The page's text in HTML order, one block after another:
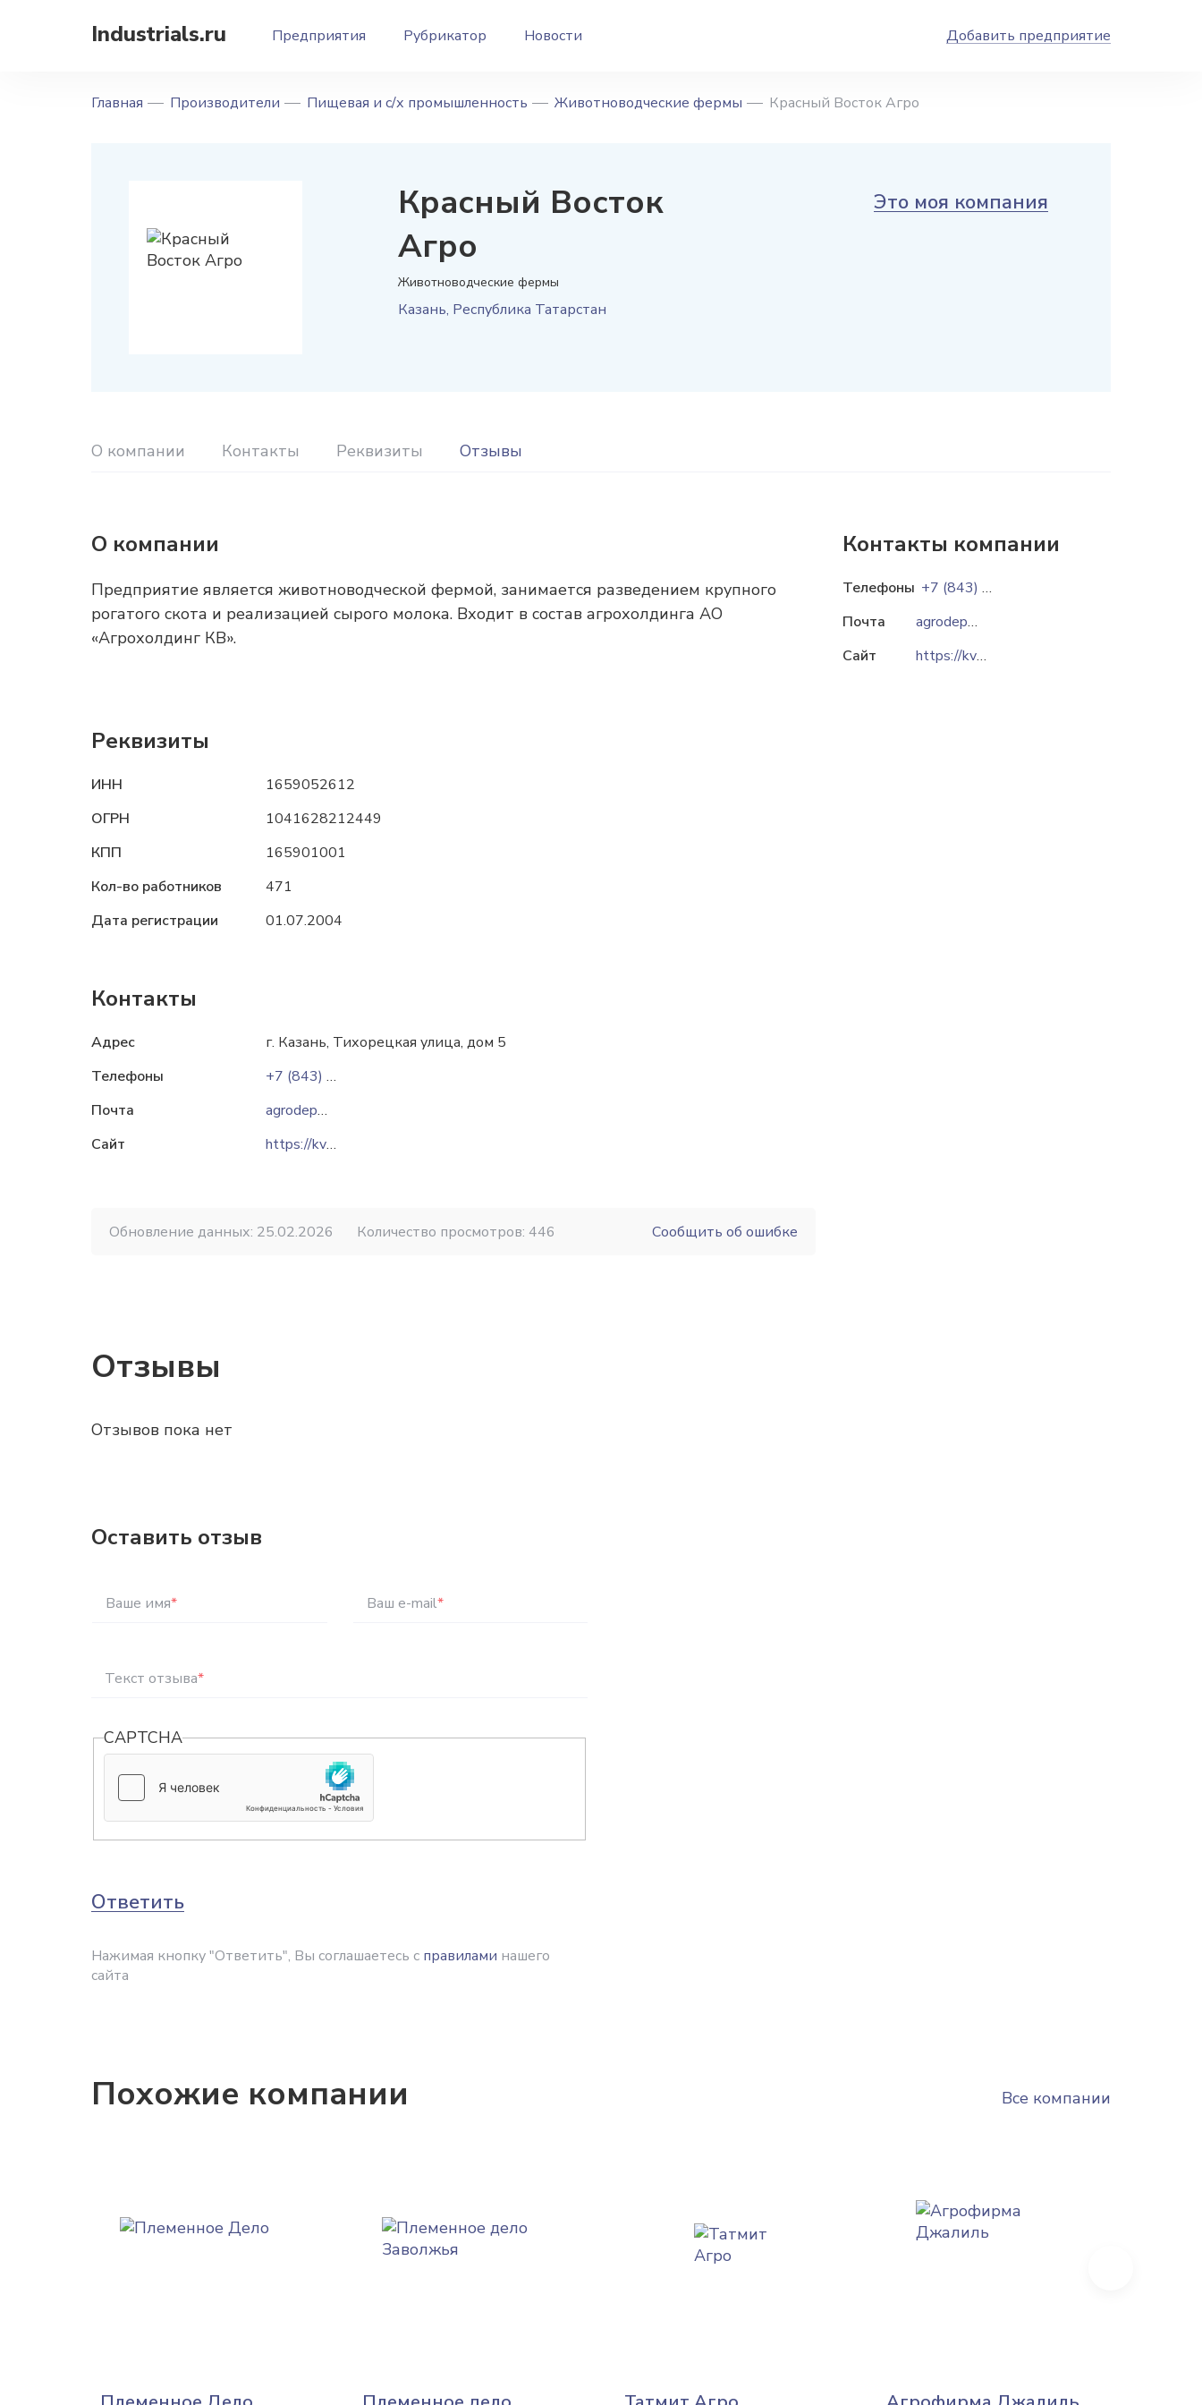
Industrials.ru Предприятия Рубрикатор Новости Добавить предприятие
Главная Производители Пищевая и с/х промышленность Животноводческие фермы Красный Восток Агро
Красный Восток
Агро
Животноводческие фермы
Казань, Республика Татарстан
Это моя компания
О компании Контакты Реквизиты Отзывы
О компании
Предприятие является животноводческой фермой, занимается разведением крупного
рогатого скота и реализацией сырого молока. Входит в состав агрохолдинга АО
«Агрохолдинг КВ».
Реквизиты
ИНН
1659052612
ОГРН
1041628212449
КПП
165901001
Кол-во работников
471
Дата регистрации
01.07.2004
Контакты
Адрес
г. Казань, Тихорецкая улица, дом 5
Телефоны
+7 (843) 278-90-42
Почта
agrodep@krvostok.ru
Сайт
https://kvagro.ru
Обновление данных: 25.02.2026 Количество просмотров: 446 Сообщить об ошибке
Отзывы
Отзывов пока нет
Оставить отзыв
Ваше имя* Ваш e-mail*
Текст отзыва*
CAPTCHA
Ответить
Нажимая кнопку "Ответить", Вы соглашаетесь с правилами нашего
сайта
Контакты компании
Телефоны
+7 (843) 278-90-42
Почта
agrodep@krvostok.ru
Сайт
https://kvagro.ru
Похожие компании Все компании